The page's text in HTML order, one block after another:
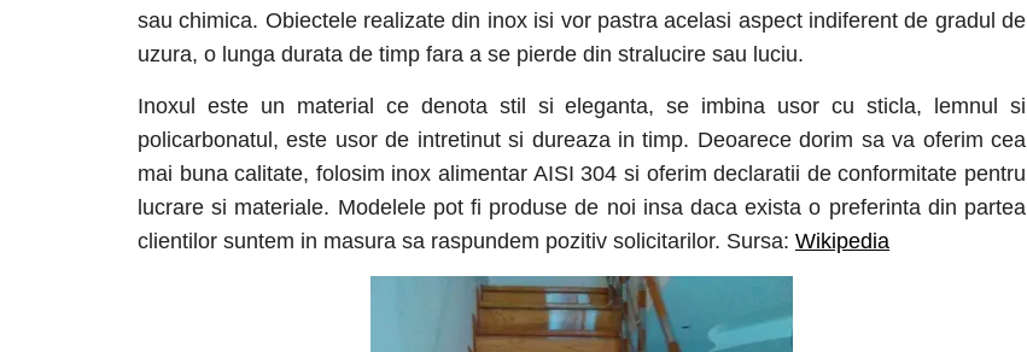
sau chimica. Obiectele realizate din inox isi vor pastra acelasi aspect indiferent de gradul de
uzura, o lunga durata de timp fara a se pierde din stralucire sau luciu.
Inoxul este un material ce denota stil si eleganta, se imbina usor cu sticla, lemnul si
policarbonatul, este usor de intretinut si dureaza in timp. Deoarece dorim sa va oferim cea
mai buna calitate, folosim inox alimentar AISI 304 si oferim declaratii de conformitate pentru
lucrare si materiale. Modelele pot fi produse de noi insa daca exista o preferinta din partea
clientilor suntem in masura sa raspundem pozitiv solicitarilor. Sursa: Wikipedia